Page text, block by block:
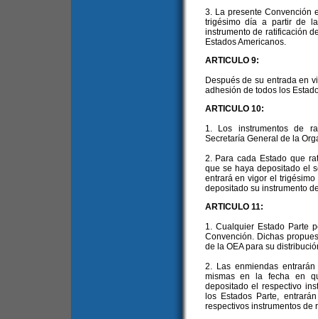
3. La presente Convención
trigésimo día a partir de
instrumento de ratificación
Estados Americanos.
ARTICULO 9:
Después de su entrada en
adhesión de todos los
ARTICULO 10:
1. Los instrumentos de
Secretaría General de la
2. Para cada Estado que
que se haya depositado el
entrará en vigor el
depositado su instrumento
ARTICULO 11:
1. Cualquier Estado Parte
Convención. Dichas
de la OEA para su
2. Las enmiendas
mismas en la fecha en
depositado el respectivo
los Estados Parte,
respectivos instrumentos de